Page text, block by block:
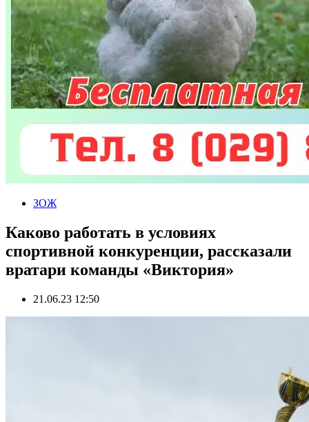
ЗОЖ
Каково работать в условиях
спортивной конкуренции, рассказали
вратари команды «Виктория»
21.06.23 12:50